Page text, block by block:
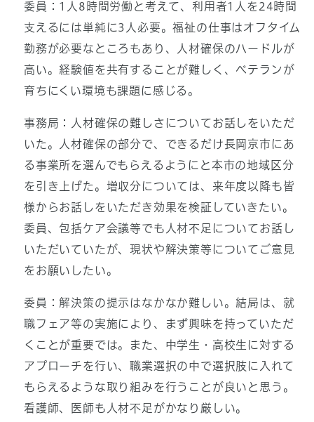
委員：1人8時間労働と考えて、利用者1人を24時間
支えるには単純に3人必要。福祉の仕事はオフタイム
勤務が必要なところもあり、人材確保のハードルが
高い。経験値を共有することが難しく、ベテランが
育ちにくい環境も課題に感じる。
事務局：人材確保の難しさについてお話しをいただ
いた。人材確保の部分で、できるだけ長岡京市にあ
る事業所を選んでもらえるようにと本市の地域区分
を引き上げた。増収分については、来年度以降も皆
様からお話しをいただき効果を検証していきたい。
委員、包括ケア会議等でも人材不足についてお話し
いただいていたが、現状や解決策等についてご意見
をお願いしたい。
委員：解決策の提示はなかなか難しい。結局は、就
職フェア等の実施により、まず興味を持っていただ
くことが重要では。また、中学生・高校生に対する
アプローチを行い、職業選択の中で選択肢に入れて
もらえるような取り組みを行うことが良いと思う。
看護師、医師も人材不足がかなり厳しい。